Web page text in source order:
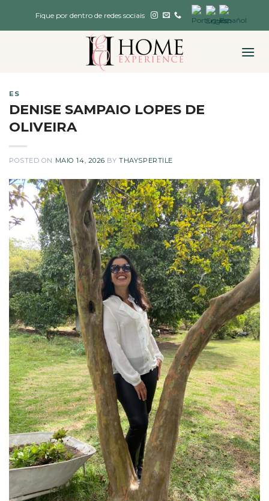
Fique por dentro de redes sociais
ES
DENISE SAMPAIO LOPES DE
OLIVEIRA
POSTED ON MAIO 14, 2026 BYTHAYSPERTILE